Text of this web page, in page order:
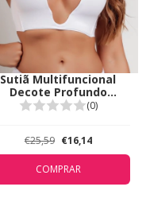
Sutiã Multifuncional
Decote Profundo
Duhellen Branco 5381
(0)
€25,59 €16,14
COMPRAR